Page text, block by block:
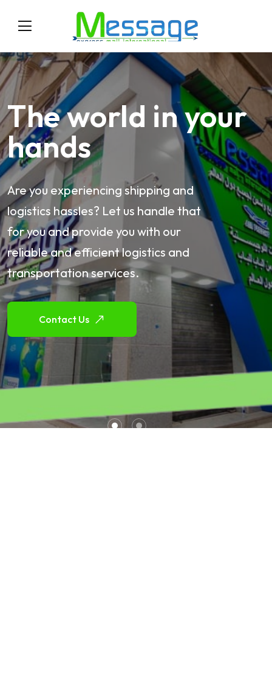
The world in your
hands
Are you experiencing shipping and
logistics hassles? Let us handle that
for you and provide you with our
reliable and efficient logistics and
transportation services.
Contact Us